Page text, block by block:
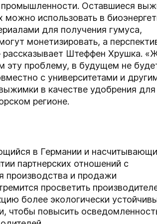
промышленности. Оставшиеся
использовать в
для получения гумуса,
монетизировать, а
рассказывает Штеффен Хрушка.
эту проблему, в будущем не
с университетами и
в качестве удобрения
регионе.
в Германии и
партнерских отношений с
производства и продажи
просветить
более экологически
чтобы повысить